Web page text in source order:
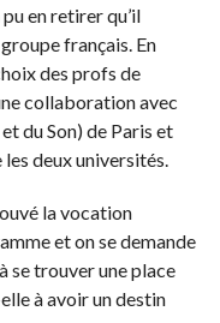
en retirer qu’il
français. En
des profs de
collaboration avec
du Son) de Paris et
deux universités.
la vocation
et on se demande
se trouver une place
à avoir un destin